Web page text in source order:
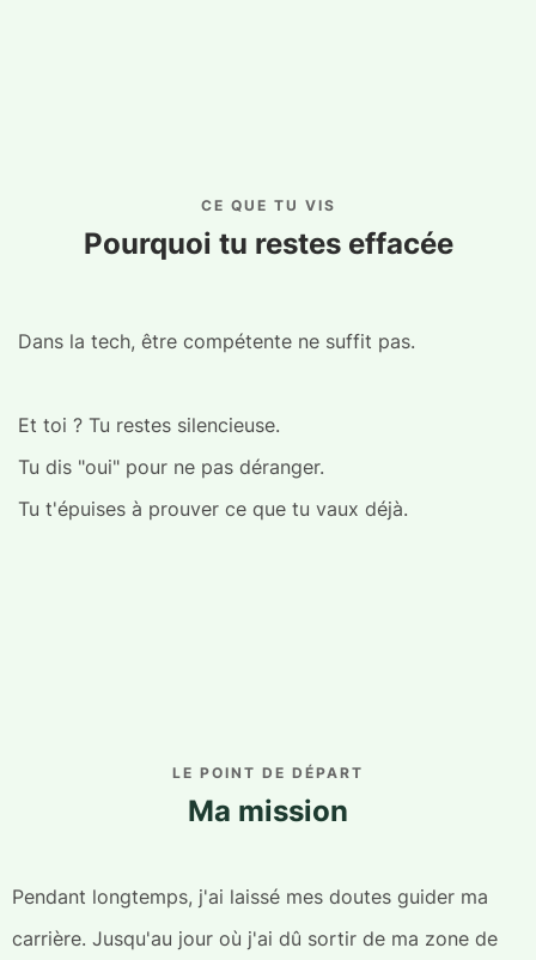
CE QUE TU VIS
Pourquoi tu restes effacée
Dans la tech, être compétente ne suffit pas.
Et toi ? Tu restes silencieuse.
Tu dis "oui" pour ne pas déranger.
Tu t'épuises à prouver ce que tu vaux déjà.
LE POINT DE DÉPART
Ma mission
Pendant longtemps, j'ai laissé mes doutes guider ma
carrière. Jusqu'au jour où j'ai dû sortir de ma zone de